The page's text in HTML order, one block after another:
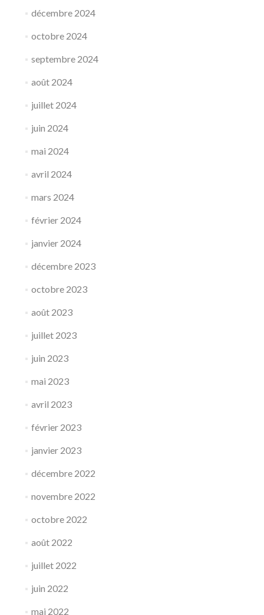
décembre 2024
octobre 2024
septembre 2024
août 2024
juillet 2024
juin 2024
mai 2024
avril 2024
mars 2024
février 2024
janvier 2024
décembre 2023
octobre 2023
août 2023
juillet 2023
juin 2023
mai 2023
avril 2023
février 2023
janvier 2023
décembre 2022
novembre 2022
octobre 2022
août 2022
juillet 2022
juin 2022
mai 2022